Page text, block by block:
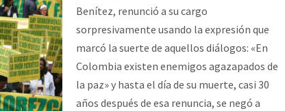
Benítez, renunció a su cargo
sorpresivamente usando la expresión que
marcó la suerte de aquellos diálogos: «En
Colombia existen enemigos agazapados de
la paz» y hasta el día de su muerte, casi 30
años después de esa renuncia, se negó a